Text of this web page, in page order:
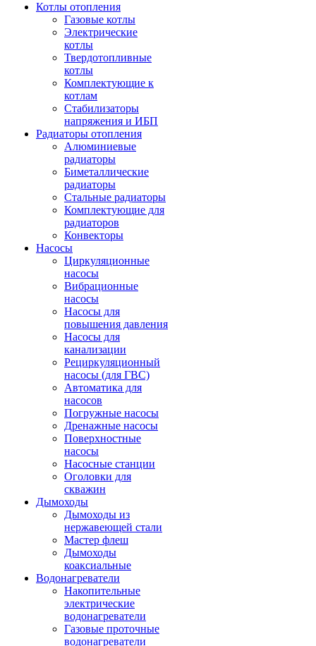
Котлы отопления
Газовые котлы
Электрические
котлы
Твердотопливные
котлы
Комплектующие к
котлам
Стабилизаторы
напряжения и ИБП
Радиаторы отопления
Алюминиевые
радиаторы
Биметаллические
радиаторы
Стальные радиаторы
Комплектующие для
радиаторов
Конвекторы
Насосы
Циркуляционные
насосы
Вибрационные
насосы
Насосы для
повышения давления
Насосы для
канализации
Рециркуляционный
насосы (для ГВС)
Автоматика для
насосов
Погружные насосы
Дренажные насосы
Поверхностные
насосы
Насосные станции
Оголовки для
скважин
Дымоходы
Дымоходы из
нержавеющей стали
Мастер флеш
Дымоходы
коаксиальные
Водонагреватели
Накопительные
электрические
водонагреватели
Газовые проточные
водонагреватели